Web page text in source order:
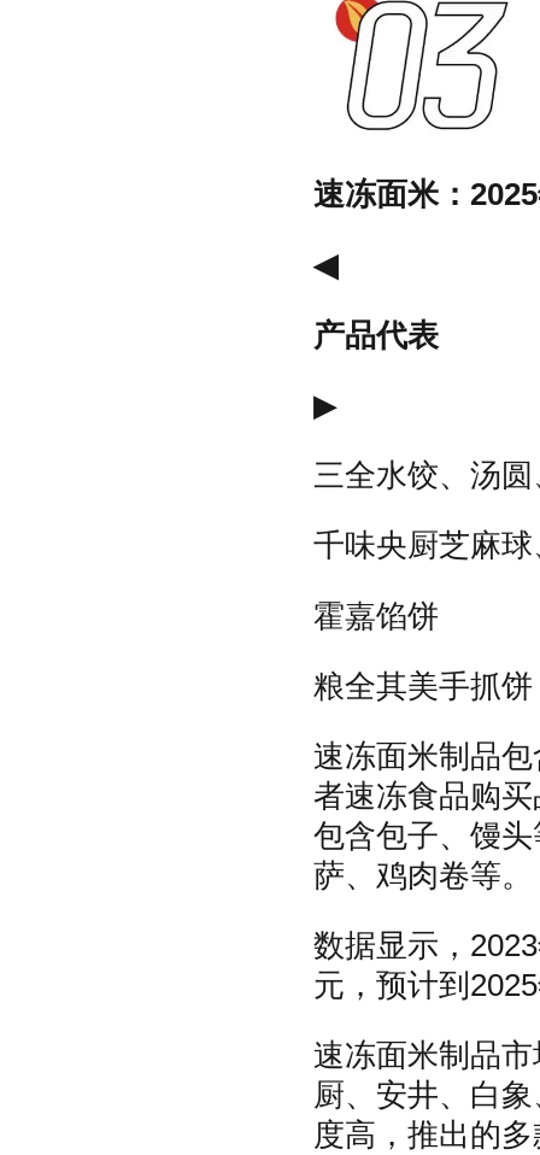
速冻面米：
◀
产品代表
▶
三全水饺、汤圆
千味央厨芝麻
霍嘉馅饼
粮全其美手抓饼
速冻面米制品
者速冻食品购
包含包子、馒
萨、鸡肉卷等。
数据显示，
元，预计到
速冻面米制品
厨、安井、白
度高，推出的